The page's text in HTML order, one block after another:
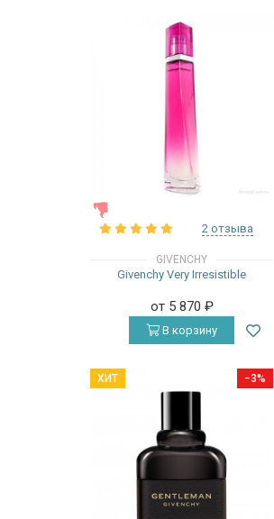
2 отзыва
GIVENCHY
Givenchy Very Irresistible
от 5 870 ₽
В корзину
−3%
ХИТ